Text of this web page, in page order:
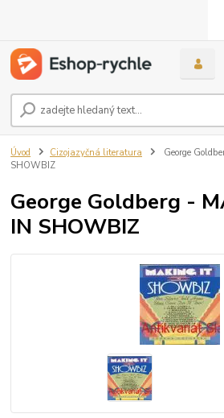
Úvod Cizojazyčná literatura
George
SHOWBIZ
George Goldberg -
IN SHOWBIZ